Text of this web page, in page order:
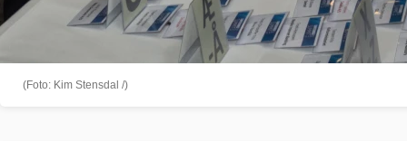
(Foto: Kim Stensdal /)